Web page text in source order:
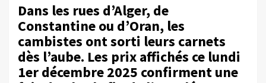
Dans les rues d’Alger, de
Constantine ou d’Oran, les
cambistes ont sorti leurs carnets
dès l’aube. Les prix affichés ce lundi
1er décembre 2025 confirment une